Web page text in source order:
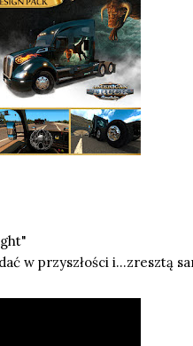
w przyszłości i...zresztą